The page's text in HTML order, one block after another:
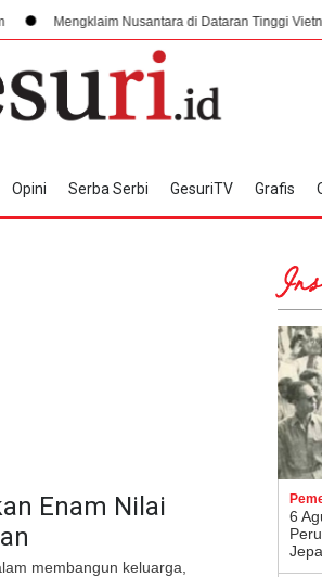
Nusantara di Dataran Tinggi Vietnam, Arsitektur
Opini Serba Serbi GesuriTV Grafis
Enam Nilai
membangun keluarga,
6